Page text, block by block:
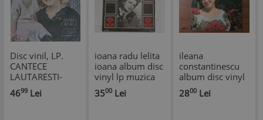
Disc vinil, LP.
CANTECE
LAUTARESTI-
MARIA CARNECI-
315932
4699 Lei
ioana radu lelita
ioana album disc
vinyl lp muzica
populara folclor
romante usoara
3500 Lei
ileana
constantinescu
album disc vinyl
lp muzica
populara folclor
2800 Lei